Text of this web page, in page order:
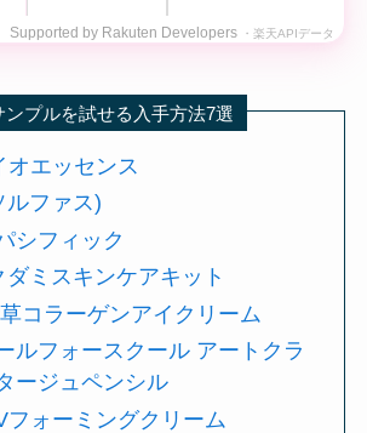
Supported by Rakuten Developers ・楽天APIデータ
プルを試せる入手方法7選
オエッセンス
ルファス)
シフィック
ミスキンケアキット
コラーゲンアイクリーム
ルフォースクール アートクラ
ージュペンシル
フォーミングクリーム